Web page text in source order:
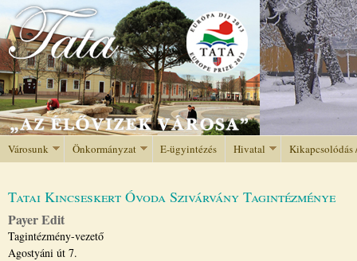
Jump to navigation
Városunk Önkormányzat E-ügyintézés Hivatal Kikapcsolódás
Tatai Kincseskert Óvoda Szivárvány Tagintézménye
Payer Edit
Tagintézmény-vezető
Agostyáni út 7.